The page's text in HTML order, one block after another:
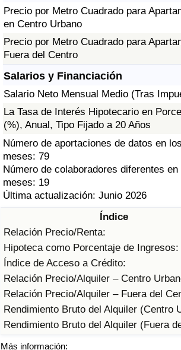
Precio por Metro Cuadrado para
en Centro Urbano
Precio por Metro Cuadrado para
Fuera del Centro
Salarios y Financiación
Salario Neto Mensual Medio (Tras
La Tasa de Interés Hipotecario en
(%), Anual, Tipo Fijado a 20 Años
Número de aportaciones de datos en
meses: 79
Número de colaboradores diferentes
meses: 19
Última actualización: Junio 2026
Índice
Relación Precio/Renta:
Hipoteca como Porcentaje de Ingresos:
Índice de Acceso a Crédito:
Relación Precio/Alquiler – Centro
Relación Precio/Alquiler – Fuera del
Rendimiento Bruto del Alquiler (Centro
Rendimiento Bruto del Alquiler (Fuera
Más información:
Calificación del Índice de Criminalidad
(Actual)
Índice de Criminalidad
Índice de criminalidad por país
Sanidad
Índice de Sanidad (Actual)
Índice de Sanidad
Índice de Sanidad por País
Índice de contaminación
Índice de Contaminación por País